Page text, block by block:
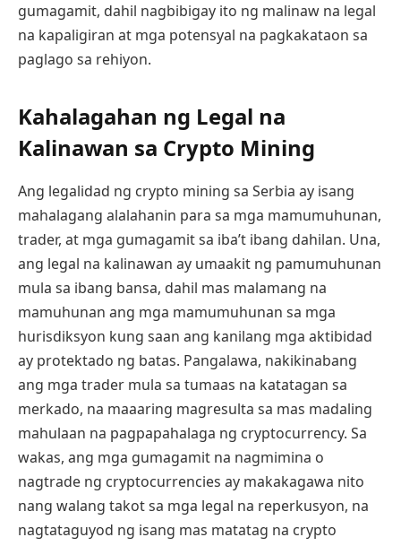
gumagamit, dahil nagbibigay ito ng malinaw na legal
na kapaligiran at mga potensyal na pagkakataon sa
paglago sa rehiyon.
Kahalagahan ng Legal na
Kalinawan sa Crypto Mining
Ang legalidad ng crypto mining sa Serbia ay isang
mahalagang alalahanin para sa mga mamumuhunan,
trader, at mga gumagamit sa iba’t ibang dahilan. Una,
ang legal na kalinawan ay umaakit ng pamumuhunan
mula sa ibang bansa, dahil mas malamang na
mamuhunan ang mga mamumuhunan sa mga
hurisdiksyon kung saan ang kanilang mga aktibidad
ay protektado ng batas. Pangalawa, nakikinabang
ang mga trader mula sa tumaas na katatagan sa
merkado, na maaaring magresulta sa mas madaling
mahulaan na pagpapahalaga ng cryptocurrency. Sa
wakas, ang mga gumagamit na nagmimina o
nagtrade ng cryptocurrencies ay makakagawa nito
nang walang takot sa mga legal na reperkusyon, na
nagtataguyod ng isang mas matatag na crypto